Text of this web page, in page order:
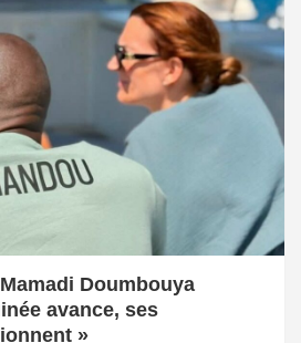
Doumbouya
avance, ses
»